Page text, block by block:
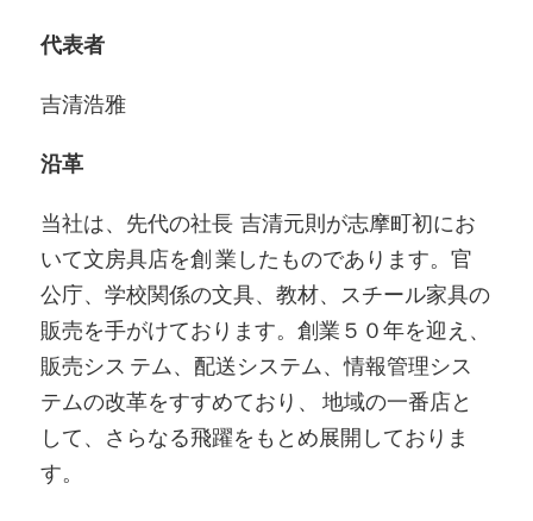
代表者
吉清浩雅
沿革
当社は、先代の社長 吉清元則が志摩町初にお
いて文房具店を創 業したものであります。官
公庁、学校関係の文具、教材、スチール家具の
販売を手がけております。創業５０年を迎え、
販売シス テム、配送システム、情報管理シス
テムの改革をすすめており、 地域の一番店と
して、さらなる飛躍をもとめ展開しておりま
す。